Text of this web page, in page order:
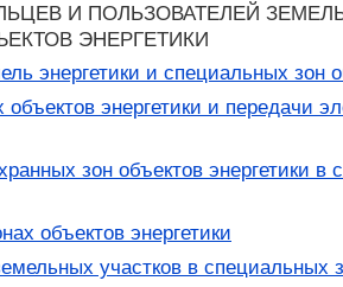
И ПОЛЬЗОВАТЕЛЕЙ
ЭНЕРГЕТИКИ
энергетики и специальных зон
энергетики и передачи
зон объектов энергетики
объектов энергетики
участков в специальных